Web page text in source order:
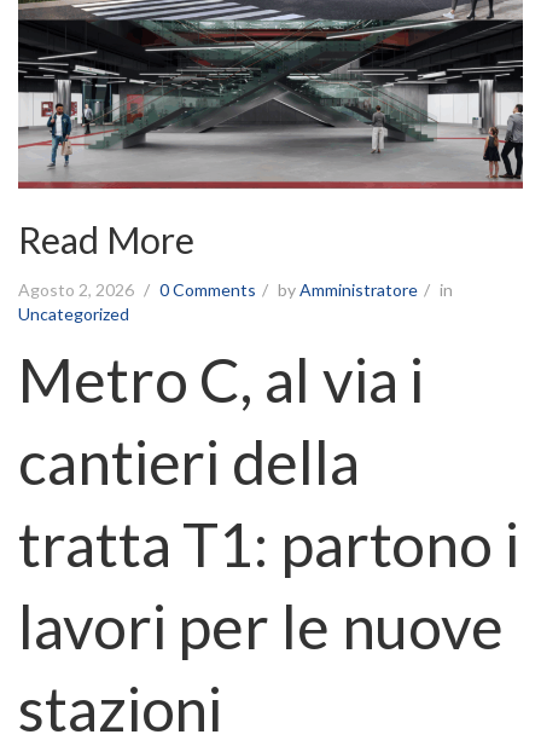
Read More
Agosto 2, 2026 0 Comments byAmministratore
in
Uncategorized
Metro C, al via i
cantieri della
tratta T1: partono i
lavori per le nuove
stazioni